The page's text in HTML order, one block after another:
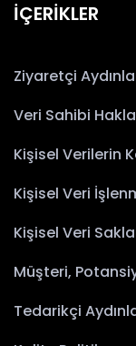
İÇERİKLER
Ziyaretçi
Veri Sahibi
Kişisel Verilerin
Kişisel Veri
Kişisel Veri
Müşteri,
Tedarikçi